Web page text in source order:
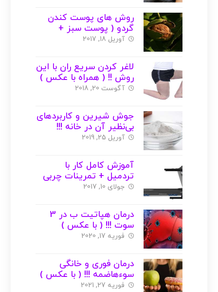
روش های پوست کندن
گردو ( پوست سبز +
پوست داخلی ) با عکس
آوریل 18, 2017
لاغر کردن سریع ران با این
روش !! ( همراه با عکس )
آگوست 20, 2018
جوش شیرین و کاربردهای
بی‌نظیر آن در خانه !!!
آوریل 25, 2019
آموزش کامل کار با
تردمیل + تمرینات چربی
سوزی ( با عکس )
جولای 10, 2017
درمان هپاتیت ب در 3
سوت !!! ( با عکس )
فوریه 17, 2020
درمان فوری و خانگی
سوءهاضمه !!! ( با عکس )
فوریه 27, 2021